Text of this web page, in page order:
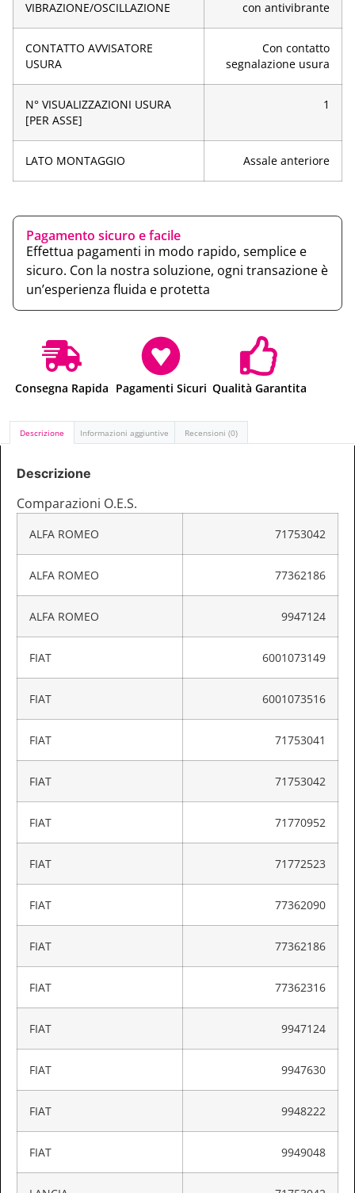
VIBRAZIONE/OSCILLAZIONE con antivibrante
CONTATTO AVVISATORE
USURA
Con contatto
segnalazione usura
N° VISUALIZZAZIONI USURA
[PER ASSE]
1
LATO MONTAGGIO Assale anteriore
Pagamento sicuro e facile
Effettua pagamenti in modo rapido, semplice e
sicuro. Con la nostra soluzione, ogni transazione è
un’esperienza fluida e protetta
Consegna Rapida Pagamenti Sicuri Qualità Garantita
Descrizione Informazioni aggiuntive Recensioni (0)
Descrizione
Comparazioni O.E.S.
ALFA ROMEO 71753042
ALFA ROMEO 77362186
ALFA ROMEO 9947124
FIAT 6001073149
FIAT 6001073516
FIAT 71753041
FIAT 71753042
FIAT 71770952
FIAT 71772523
FIAT 77362090
FIAT 77362186
FIAT 77362316
FIAT 9947124
FIAT 9947630
FIAT 9948222
FIAT 9949048